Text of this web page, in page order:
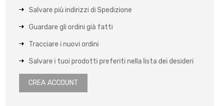
Salvare più indirizzi di Spedizione
Guardare gli ordini già fatti
Tracciare i nuovi ordini
Salvare i tuoi prodotti preferiti nella lista dei desideri
CREA ACCOUNT